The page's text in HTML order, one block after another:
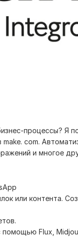
процессы? Я
com.
и многое
или контента.
помощью Flux,